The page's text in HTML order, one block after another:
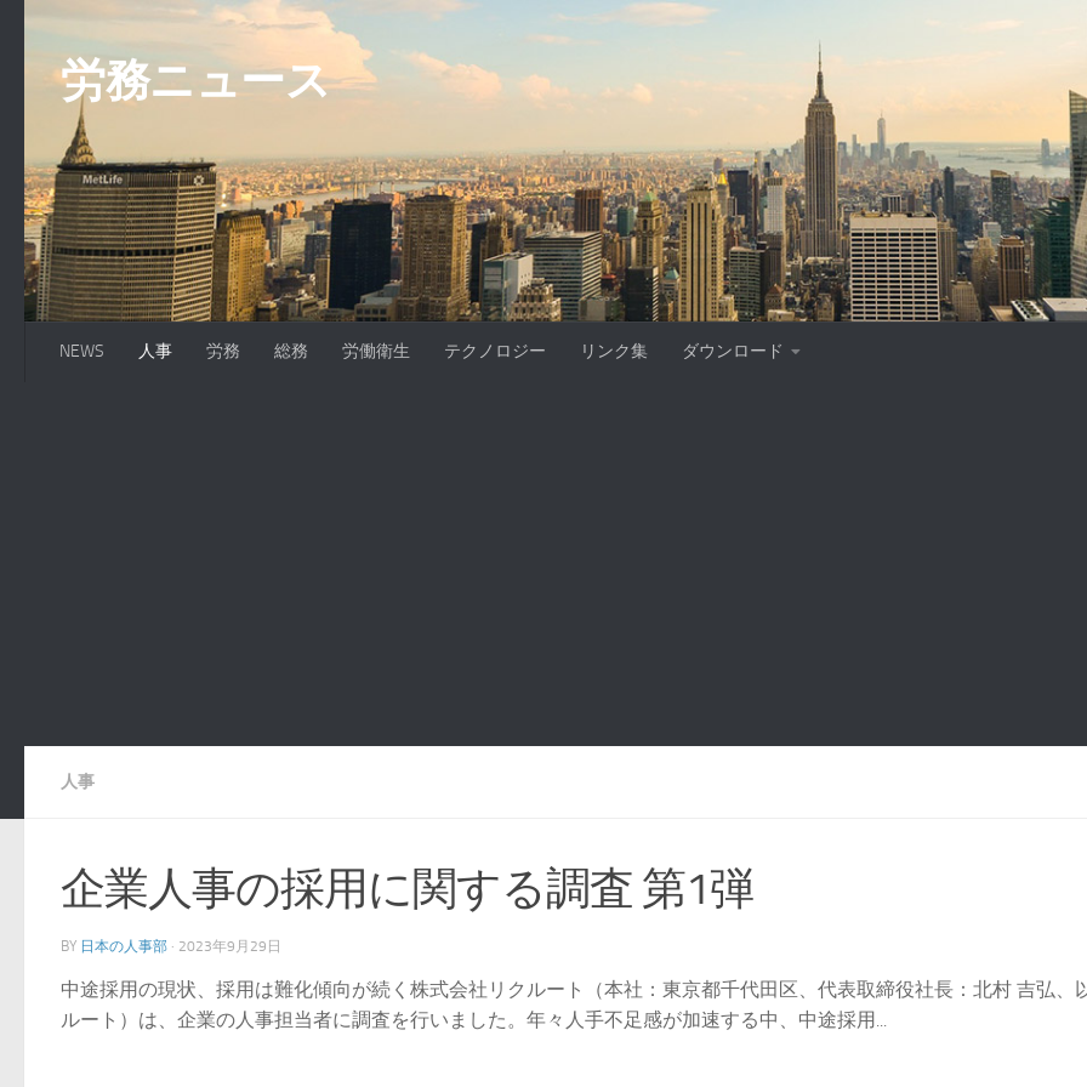
労務ニュース
NEWS 人事 労務 総務 労働衛生 テクノロジー リンク集 ダウンロード
人事
企業人事の採用に関する調査 第1弾
BY 日本の人事部 · 2023年9月29日
中途採用の現状、採用は難化傾向が続く株式会社リクルート（本社：東京都千代田区、代表取締役社長：北村 吉弘、
ルート）は、企業の人事担当者に調査を行いました。年々人手不足感が加速する中、中途採用...